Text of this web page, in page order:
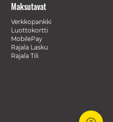
Maksutavat
Verkkopankki
Luottokortti
MobilePay
Rajala Lasku
Rajala Tili